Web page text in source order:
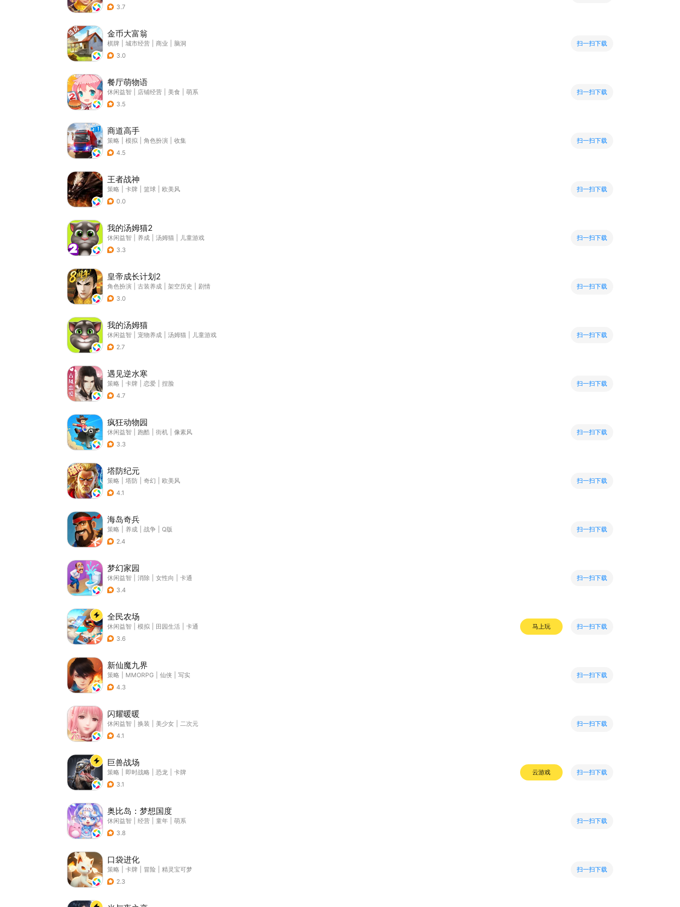
3.7
金币大富翁
棋牌 城市经营 商业
脑洞
3.0
扫一扫下载
餐厅萌物语
休闲益智 店铺经营 美食
萌系
3.5
扫一扫下载
商道高手
策略 模拟 角色扮演
收集
4.5
扫一扫下载
王者战神
策略 卡牌 篮球
欧美风
0.0
扫一扫下载
我的汤姆猫2
休闲益智 养成 汤姆猫
儿童游戏
3.3
扫一扫下载
皇帝成长计划2
角色扮演 古装养成 架空历史
剧情
3.0
扫一扫下载
我的汤姆猫
休闲益智 宠物养成 汤姆猫
儿童游戏
2.7
扫一扫下载
遇见逆水寒
策略 卡牌 恋爱
捏脸
4.7
扫一扫下载
疯狂动物园
休闲益智 跑酷 街机
像素风
3.3
扫一扫下载
塔防纪元
策略 塔防 奇幻
欧美风
4.1
扫一扫下载
海岛奇兵
策略 养成 战争
Q版
2.4
扫一扫下载
梦幻家园
休闲益智 消除 女性向
卡通
3.4
扫一扫下载
全民农场
休闲益智 模拟 田园生活
卡通
3.6
马上玩 扫一扫下载
新仙魔九界
策略 MMORPG 仙侠
写实
4.3
扫一扫下载
闪耀暖暖
休闲益智 换装 美少女
二次元
4.1
扫一扫下载
巨兽战场
策略 即时战略 恐龙
卡牌
3.1
云游戏 扫一扫下载
奥比岛：梦想国度
休闲益智 经营 童年
萌系
3.8
扫一扫下载
口袋进化
策略 卡牌 冒险
精灵宝可梦
2.3
扫一扫下载